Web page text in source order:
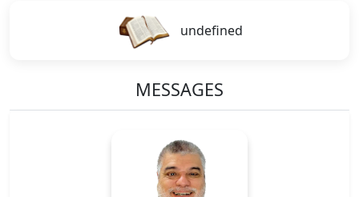
undefined
MESSAGES